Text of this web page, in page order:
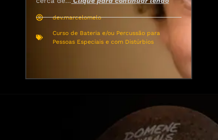
dev.marcelomelo
Curso de Bateria e/ou Percussão para
Pessoas Especiais e com Distúrbios